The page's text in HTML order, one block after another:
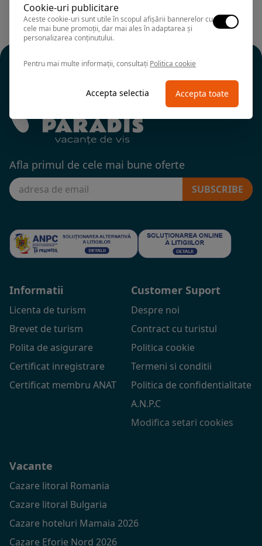
Afla primul de cele mai bune oferte
SUBSCRIBE
Informatii
Licenta de turism
Brevet de turism
Polita de asigurare
Certificat inregistrare
Certificat membru ANAT
Customer Suport
Despre noi
Contract cu turistul
Politica cookie
Termeni si conditii
Politica de confidentialitate
A.N.P.C
Modifica setari cookies
Vacante
Cazare litoral Romania
Cazare litoral Bulgaria
Cazare hoteluri Mamaia 2026
Cazare Eforie Nord 2026
Cookie-uri publicitare
Aceste cookie-uri sunt utile în scopul afișării bannerelor cu
cele mai bune promoții, dar mai ales în adaptarea și
personalizarea conținutului.
Pentru mai multe informații, consultați Politica cookie
Accepta selectia Accepta toate